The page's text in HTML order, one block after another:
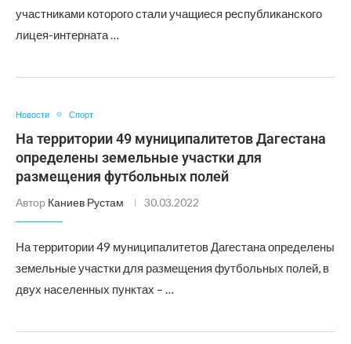
участниками которого стали учащиеся республиканского
лицея-интерната …
Новости Спорт
На территории 49 муниципалитетов Дагестана
определены земельные участки для
размещения футбольных полей
Автор Каниев Рустам 30.03.2022
На территории 49 муниципалитетов Дагестана определены
земельные участки для размещения футбольных полей, в
двух населенных пунктах – …